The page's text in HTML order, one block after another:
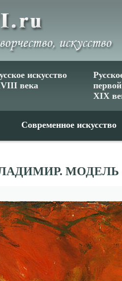
искусство
века
XIX
Современное искусство